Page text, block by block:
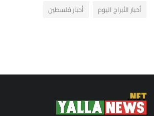
أخبار الأبراج اليوم
أخبار فلسطين